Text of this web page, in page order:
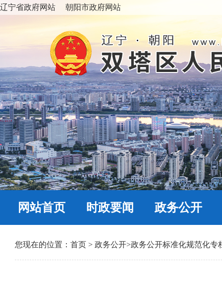
辽宁省政府网站 朝阳市政府网站
网站首页 时政要闻 政务公开
您现在的位置： 首页 > 政务公开>政务公开标准化规范化专